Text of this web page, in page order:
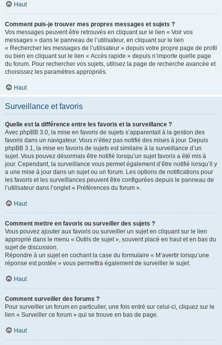
Haut
Comment puis-je trouver mes propres messages et sujets ?
Vos messages peuvent être retrouvés en cliquant sur le lien « Voir vos
messages » dans le panneau de l’utilisateur, en cliquant sur le lien
« Rechercher les messages de l’utilisateur » depuis votre propre page de profil
ou bien en cliquant sur le lien « Accès rapide » depuis n’importe quelle page
du forum. Pour rechercher vos sujets, utilisez la page de recherche avancée et
choisissez les paramètres appropriés.
Haut
Surveillance et favoris
Quelle est la différence entre les favoris et la surveillance ?
Avec phpBB 3.0, la mise en favoris de sujets s’apparentait à la gestion des
favoris dans un navigateur. Vous n’étiez pas notifié des mises à jour. Depuis
phpBB 3.1, la mise en favoris de sujets est similaire à la surveillance d’un
sujet. Vous pouvez désormais être notifié lorsqu’un sujet favoris a été mis à
jour. Cependant, la surveillance vous permet également d’être notifié lorsqu’il y
a une mise à jour dans un sujet ou un forum. Les options de notifications pour
les favoris et les surveillances peuvent être configurées depuis le panneau de
l’utilisateur dans l’onglet « Préférences du forum ».
Haut
Comment mettre en favoris ou surveiller des sujets ?
Vous pouvez ajouter aux favoris ou surveiller un sujet en cliquant sur le lien
approprié dans le menu « Outils de sujet », souvent placé en haut et en bas du
sujet de discussion.
Répondre à un sujet en cochant la case du formulaire « M’avertir lorsqu’une
réponse est postée » vous permettra également de surveiller le sujet.
Haut
Comment surveiller des forums ?
Pour surveiller un forum en particulier, une fois entré sur celui-ci, cliquez sur le
lien « Surveiller ce forum » qui se trouve en bas de page.
Haut